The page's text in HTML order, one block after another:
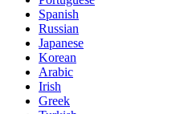
Spanish
Russian
Japanese
Korean
Arabic
Irish
Greek